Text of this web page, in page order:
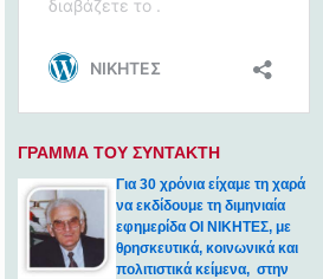
ΓΡΑΜΜΑ ΤΟΥ ΣΥΝΤΑΚΤΗ
Για 30 χρόνια είχαμε τη χαρά
να εκδίδουμε τη διμηνιαία
εφημερίδα ΟΙ ΝΙΚΗΤΕΣ, με
θρησκευτικά, κοινωνικά και
πολιτιστικά κείμενα, στην